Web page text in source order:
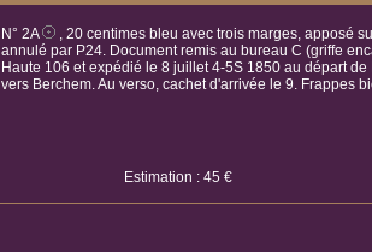
N° 2A
, 20 centimes bleu avec trois marges, apposé
annulé par P24. Document remis au bureau C (griffe
Haute 106 et expédié le 8 juillet 4-5S 1850 au départ
vers Berchem. Au verso, cachet d'arrivée le 9. Frappes
Estimation : 45 €